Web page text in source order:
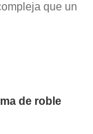
que un
de roble